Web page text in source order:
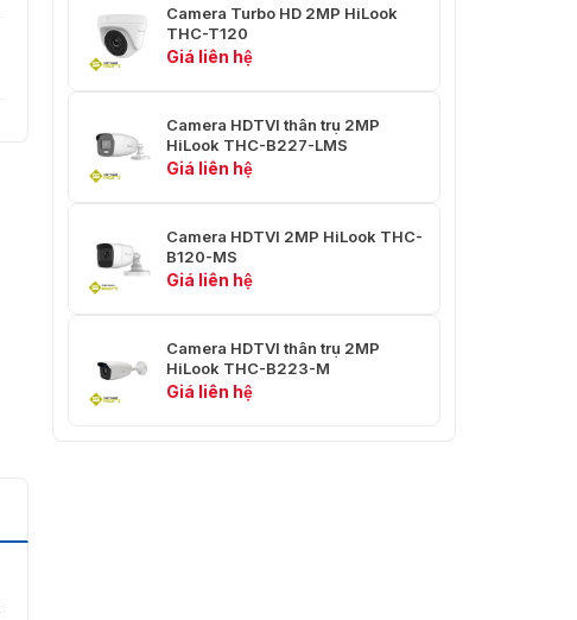
cầu
Cân bằng
Tự động/Thủ công
AGC Hỗ trợ
Giao diện
Đầu ra video
TVI/AHD/CVI/CVBS
Tổng quan
Tiếng Anh
Nguồn cấp 12 VDC ±25%, tối đa 4 W
Camera Turbo HD 2MP HiLook
THC-T120
Giá liên hệ
Camera HDTVI thân trụ 2MP
HiLook THC-B227-LMS
Giá liên hệ
Camera HDTVI 2MP HiLook THC-
B120-MS
Giá liên hệ
Camera HDTVI thân trụ 2MP
HiLook THC-B223-M
Giá liên hệ